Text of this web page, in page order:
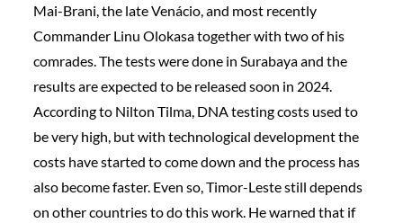
Mai-Brani, the late Venácio, and most recently
Commander Linu Olokasa together with two of his
comrades. The tests were done in Surabaya and the
results are expected to be released soon in 2024.
According to Nilton Tilma, DNA testing costs used to
be very high, but with technological development the
costs have started to come down and the process has
also become faster. Even so, Timor-Leste still depends
on other countries to do this work. He warned that if